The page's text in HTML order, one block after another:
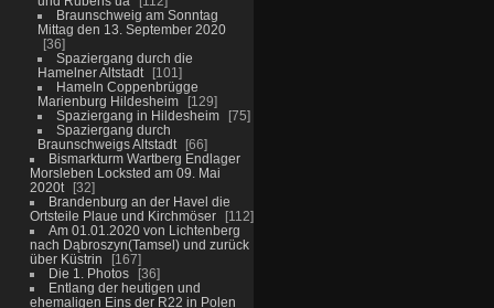
Braunschweig am Sonntag
Mittag den 13. September 2020
36
Spaziergang durch die
Hamelner Altstadt
101
Hameln Coppenbrügge
Marienburg Hildesheim
129
Spaziergang in Hildesheim
75
Spaziergang durch
Braunschweigs Altstadt
66
Bismarkturm Wartberg Endlager
Morsleben Locksted am 09. Mai
2020t
32
Brandenburg an der Havel die
Ortsteile Plaue und Kirchmöser
112
Am 01.01.2020 von Lichtenberg
nach Dąbroszyn(Tamsel) und zurück
über Küstrin
167
Die 1. Photos
36
Entlang der heutigen und
ehemaligen Eins der R22 in Polen